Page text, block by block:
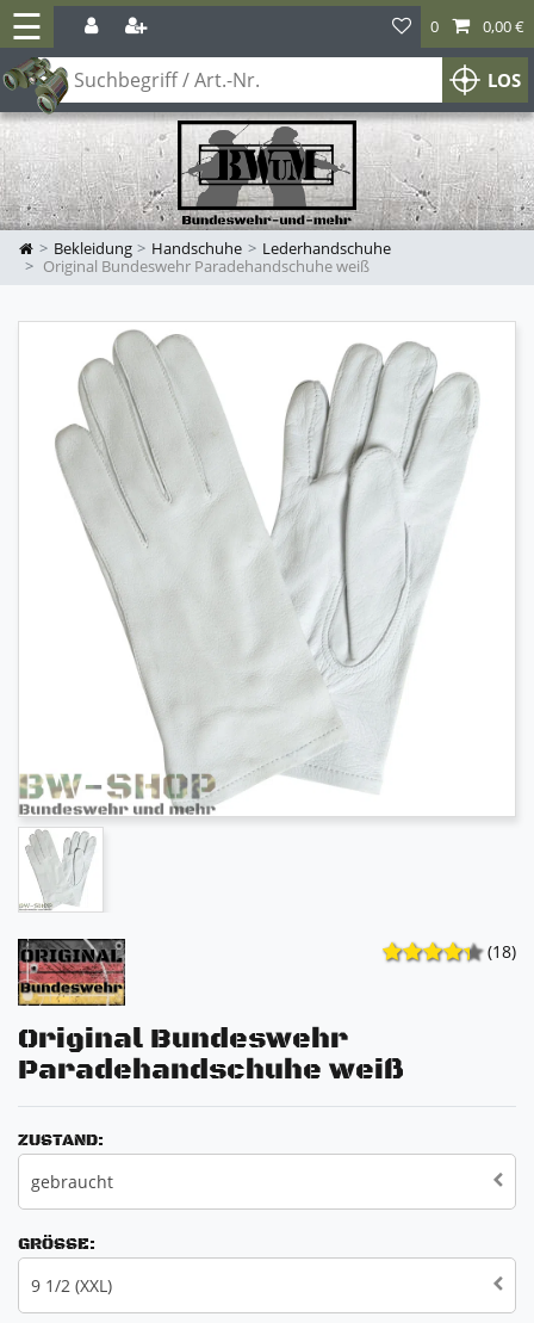
☰
LOS
0 0,00 €
Bekleidung Handschuhe
Lederhandschuhe
Original Bundeswehr Paradehandschuhe weiß
(18)
Original Bundeswehr
Paradehandschuhe weiß
ZUSTAND:
gebraucht
GRÖSSE:
9 1/2 (XXL)